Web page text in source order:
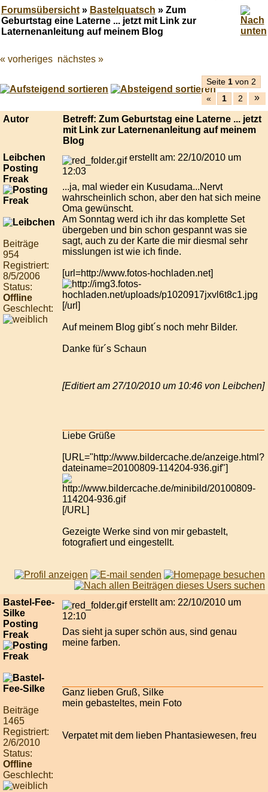
Forumsübersicht» Bastelquatsch » Zum
Geburtstag eine Laterne ... jetzt mit Link zur
Laternenanleitung auf meinem Blog
Best
live
casino
« vorheriges nächstes »
Seite 1von 2
«
1 2 »
Autor
Betreff: Zum Geburtstag eine Laterne ... jetzt
mit Link zur Laternenanleitung auf meinem
Blog
Leibchen
Posting
Freak
Beiträge
954
Registriert:
8/5/2006
Status:
Offline
Geschlecht:
erstellt am: 22/10/2010 um
12:03
...ja, mal wieder ein Kusudama...Nervt
wahrscheinlich schon, aber den hat sich meine
Oma gewünscht.
Am Sonntag werd ich ihr das komplette Set
übergeben und bin schon gespannt was sie
sagt, auch zu der Karte die mir diesmal sehr
misslungen ist wie ich finde.
[url=http://www.fotos-hochladen.net]
[/url]
Auf meinem Blog gibt´s noch mehr Bilder.
Danke für´s Schaun
[Editiert am 27/10/2010 um 10:46 von Leibchen]
Liebe Grüße
[URL="http://www.bildercache.de/anzeige.html?
dateiname=20100809-114204-936.gif"]
[/URL]
Gezeigte Werke sind von mir gebastelt,
fotografiert und eingestellt.
Bastel-Fee-
Silke
Posting
Freak
Beiträge
1465
Registriert:
2/6/2010
Status:
Offline
Geschlecht:
erstellt am: 22/10/2010 um
12:10
Das sieht ja super schön aus, sind genau
meine farben.
Ganz lieben Gruß, Silke
mein gebasteltes, mein Foto
Verpatet mit dem lieben Phantasiewesen, freu